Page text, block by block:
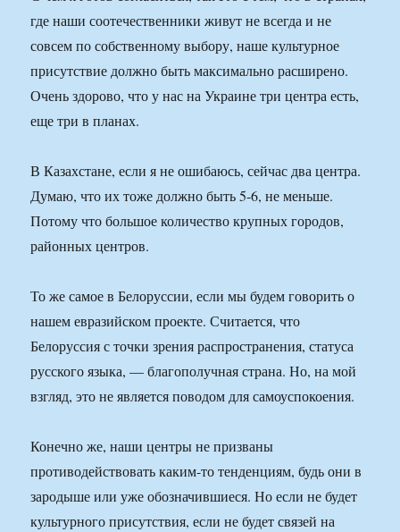
где наши соотечественники живут не всегда и не
совсем по собственному выбору, наше культурное
присутствие должно быть максимально расширено.
Очень здорово, что у нас на Украине три центра есть,
еще три в планах.
В Казахстане, если я не ошибаюсь, сейчас два центра.
Думаю, что их тоже должно быть 5-6, не меньше.
Потому что большое количество крупных городов,
районных центров.
То же самое в Белоруссии, если мы будем говорить о
нашем евразийском проекте. Считается, что
Белоруссия с точки зрения распространения, статуса
русского языка, — благополучная страна. Но, на мой
взгляд, это не является поводом для самоуспокоения.
Конечно же, наши центры не призваны
противодействовать каким-то тенденциям, будь они в
зародыше или уже обозначившиеся. Но если не будет
культурного присутствия, если не будет связей на